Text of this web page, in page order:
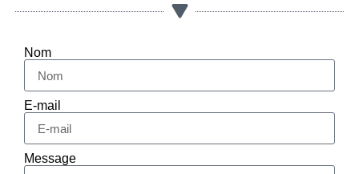
Nom
E-mail
Message